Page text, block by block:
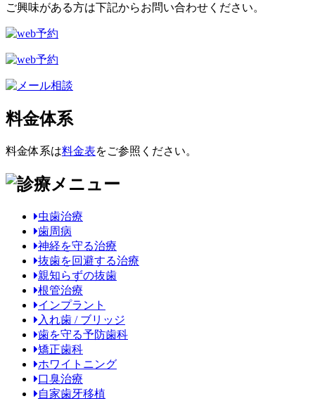
ご興味がある方は下記からお問い合わせください。
料金体系
料金体系は料金表をご参照ください。
虫歯治療
歯周病
神経を守る治療
抜歯を回避する治療
親知らずの抜歯
根管治療
インプラント
入れ歯 / ブリッジ
歯を守る予防歯科
矯正歯科
ホワイトニング
口臭治療
自家歯牙移植